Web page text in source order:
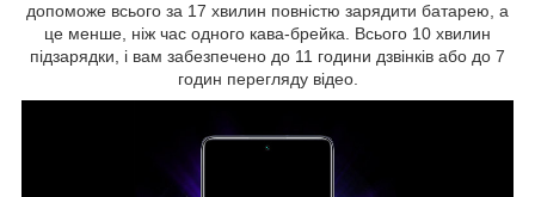
допоможе всього за 17 хвилин повністю зарядити батарею, а
це менше, ніж час одного кава-брейка. Всього 10 хвилин
підзарядки, і вам забезпечено до 11 години дзвінків або до 7
годин перегляду відео.